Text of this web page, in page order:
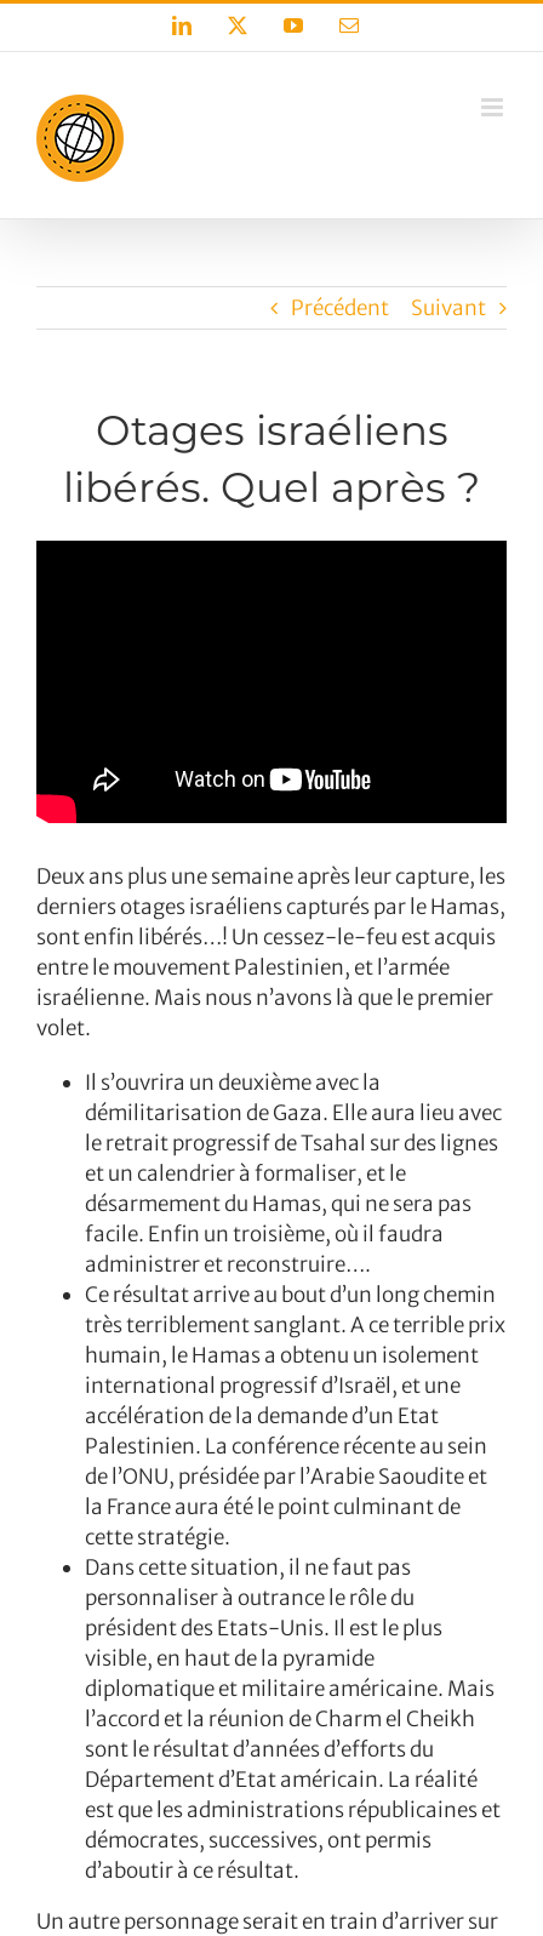
LinkedIn YouTubeEmail
Précédent Suivant
Otages israéliens
libérés. Quel après ?
Deux ans plus une semaine après leur capture, les
derniers otages israéliens capturés par le Hamas,
sont enfin libérés…! Un cessez-le-feu est acquis
entre le mouvement Palestinien, et l’armée
israélienne. Mais nous n’avons là que le premier
volet.
Il s’ouvrira un deuxième avec la
démilitarisation de Gaza. Elle aura lieu avec
le retrait progressif de Tsahal sur des lignes
et un calendrier à formaliser, et le
désarmement du Hamas, qui ne sera pas
facile. Enfin un troisième, où il faudra
administrer et reconstruire….
Ce résultat arrive au bout d’un long chemin
très terriblement sanglant. A ce terrible prix
humain, le Hamas a obtenu un isolement
international progressif d’Israël, et une
accélération de la demande d’un Etat
Palestinien. La conférence récente au sein
de l’ONU, présidée par l’Arabie Saoudite et
la France aura été le point culminant de
cette stratégie.
Dans cette situation, il ne faut pas
personnaliser à outrance le rôle du
président des Etats-Unis. Il est le plus
visible, en haut de la pyramide
diplomatique et militaire américaine. Mais
l’accord et la réunion de Charm el Cheikh
sont le résultat d’années d’efforts du
Département d’Etat américain. La réalité
est que les administrations républicaines et
démocrates, successives, ont permis
d’aboutir à ce résultat.
Un autre personnage serait en train d’arriver sur